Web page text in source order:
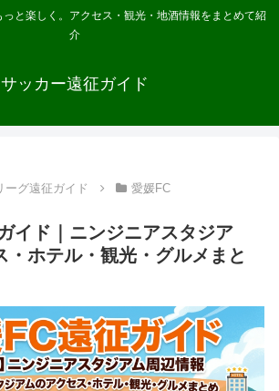
と楽しく。アクセス・観光・地酒情報をまとめて紹
介
サッカー遠征ガイド
ーグ遠征ガイド 愛媛FC
イド｜ニンジニアスタジア
・ホテル・観光・グルメまと